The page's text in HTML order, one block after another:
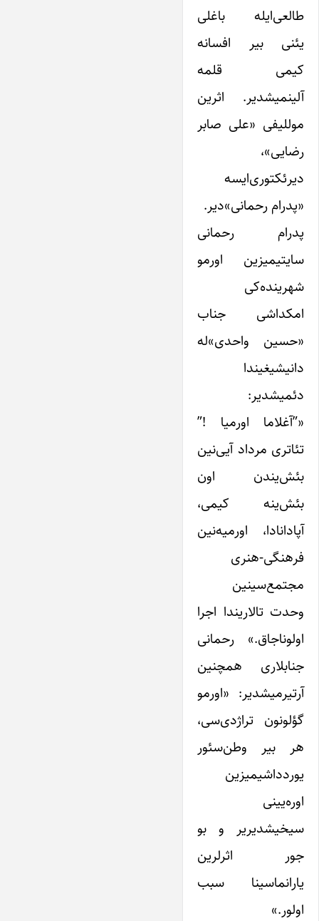
طالعی‌ایله باغلی
یئنی بیر افسانه
کیمی قلمه
آلینمیشدیر. اثرین
موللیفی «علی صابر
رضایی»،
دیرئکتوری‌ایسه
«پدرام رحمانی»دیر.
پدرام رحمانی
سایتیمیزین اورمو
شهرینده‌کی
امکداشی جناب
«حسین واحدی»‌له
دانیشیغیندا
دئمیشدیر:
«”آغلاما اورمیا !”
تئاتری مرداد آیی‌نین
بئش‌یندن اون
بئش‌ینه کیمی،
آپادانادا، اورمیه‌نین
فرهنگی-هنری
مجتمع‌سینین
وحدت تالاریندا اجرا
اولوناجاق.» رحمانی
جنابلاری همچنین
آرتیرمیشدیر: «اورمو
گؤلونون تراژد‌ی‌سی،
هر بیر وطن‌سئور
یوردداشیمیزین
اوره‌یینی
سیخیشدیریر و بو
جور اثرلرین
یارانماسینا سبب
اولور.»